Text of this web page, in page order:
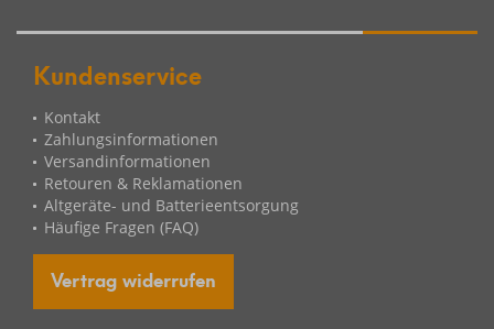
Kundenservice
Kontakt
Zahlungsinformationen
Versandinformationen
Retouren & Reklamationen
Altgeräte- und Batterieentsorgung
Häufige Fragen (FAQ)
Vertrag widerrufen